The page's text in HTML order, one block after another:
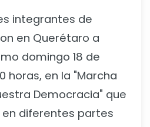
integrantes de
en Querétaro a
domingo 18 de
horas, en la "Marcha
Democracia" que
diferentes partes